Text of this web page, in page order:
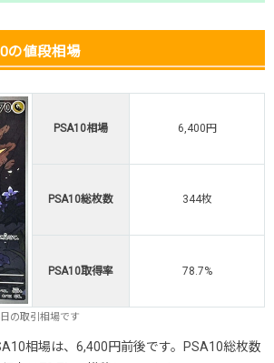
の値段相場
PSA10相場 6,400円
PSA10総枚数 344枚
PSA10取得率 78.7%
の取引相場です
相場は、6,400円前後です。PSA10総枚数